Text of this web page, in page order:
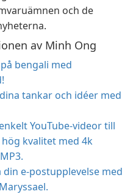
och de
av Minh Ong
bengali med
tankar och idéer med
YouTube-videor till
kvalitet med 4k
din e-postupplevelse med